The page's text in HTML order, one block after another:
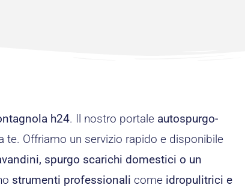
h24. Il nostro portale autospurgo-
te. Offriamo un servizio rapido e disponibile
spurgo scarichi domestici o un
strumenti professionali come idropulitrici e